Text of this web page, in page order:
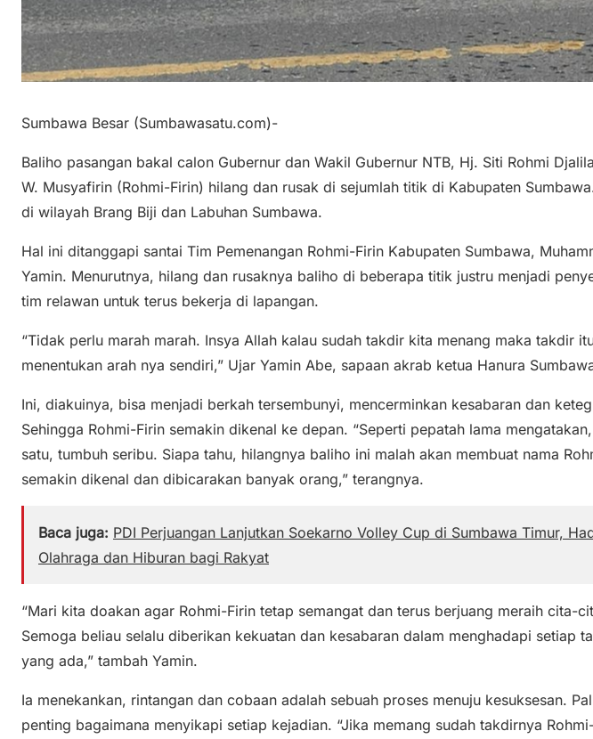
Sumbawa Besar (Sumbawasatu.com)-
Baliho pasangan bakal calon Gubernur dan Wakil Gubernur NTB, Hj. Siti Rohmi
W. Musyafirin (Rohmi-Firin) hilang dan rusak di sejumlah titik di Kabupaten
di wilayah Brang Biji dan Labuhan Sumbawa.
Hal ini ditanggapi santai Tim Pemenangan Rohmi-Firin Kabupaten Sumbawa,
Yamin. Menurutnya, hilang dan rusaknya baliho di beberapa titik justru menjadi
tim relawan untuk terus bekerja di lapangan.
“Tidak perlu marah marah. Insya Allah kalau sudah takdir kita menang maka takdir
menentukan arah nya sendiri,” Ujar Yamin Abe, sapaan akrab ketua Hanura
Ini, diakuinya, bisa menjadi berkah tersembunyi, mencerminkan kesabaran dan
Sehingga Rohmi-Firin semakin dikenal ke depan. “Seperti pepatah lama
satu, tumbuh seribu. Siapa tahu, hilangnya baliho ini malah akan membuat nama
semakin dikenal dan dibicarakan banyak orang,” terangnya.
Baca juga: PDI Perjuangan Lanjutkan Soekarno Volley Cup di Sumbawa Timur,
Olahraga dan Hiburan bagi Rakyat
“Mari kita doakan agar Rohmi-Firin tetap semangat dan terus berjuang meraih cita-
Semoga beliau selalu diberikan kekuatan dan kesabaran dalam menghadapi setiap
yang ada,” tambah Yamin.
Ia menekankan, rintangan dan cobaan adalah sebuah proses menuju kesuksesan.
penting bagaimana menyikapi setiap kejadian. “Jika memang sudah takdirnya